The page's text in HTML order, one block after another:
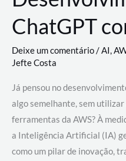
ChatGPT
Deixe um comentário/AI,
Jefte Costa
Já pensou no
algo semelhante, sem
ferramentas da AWS? À
a Inteligência Artificial (IA)
como um pilar de inovação,